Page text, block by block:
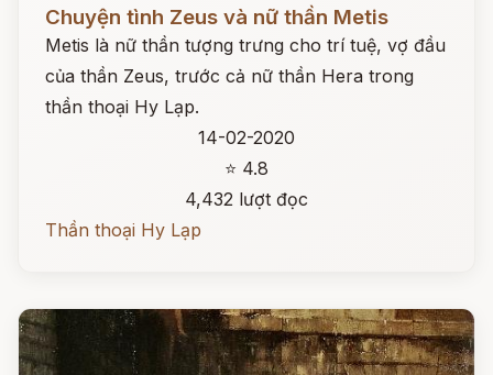
Chuyện tình Zeus và nữ thần Metis
Metis là nữ thần tượng trưng cho trí tuệ, vợ đầu
của thần Zeus, trước cả nữ thần Hera trong
thần thoại Hy Lạp.
14-02-2020
⭐ 4.8
4,432 lượt đọc
Thần thoại Hy Lạp